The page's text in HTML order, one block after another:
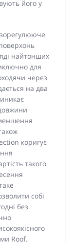
його у
найтонших
для
через
на два
коригує
такого
собі
без
Roof.